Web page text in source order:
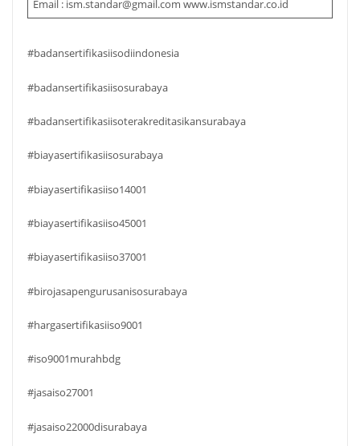
Email : ism.standar@gmail.com www.ismstandar.co.id
#badansertifikasiisodiindonesia
#badansertifikasiisosurabaya
#badansertifikasiisoterakreditasikansurabaya
#biayasertifikasiisosurabaya
#biayasertifikasiiso14001
#biayasertifikasiiso45001
#biayasertifikasiiso37001
#birojasapengurusanisosurabaya
#hargasertifikasiiso9001
#iso9001murahbdg
#jasaiso27001
#jasaiso22000disurabaya